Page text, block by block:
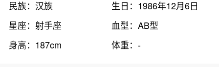
民族：汉族
生日：1986年12月6日
星座：射手座
血型：AB型
身高：187cm
体重：-